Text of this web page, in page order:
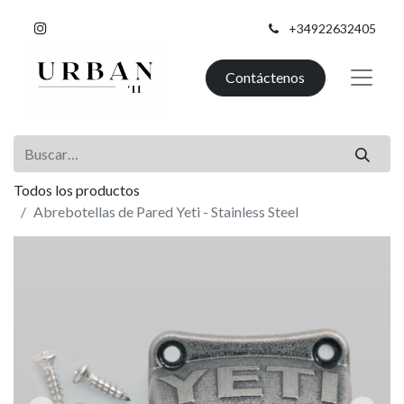
+34922632405
Contáctenos
Todos los productos
Abrebotellas de Pared Yeti - Stainless Steel